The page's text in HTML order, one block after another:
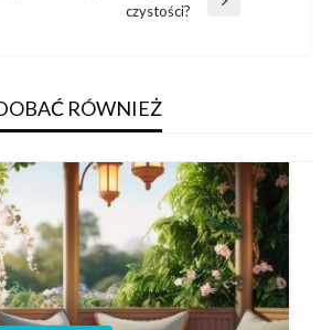
czystości?
RÓWNIEŻ